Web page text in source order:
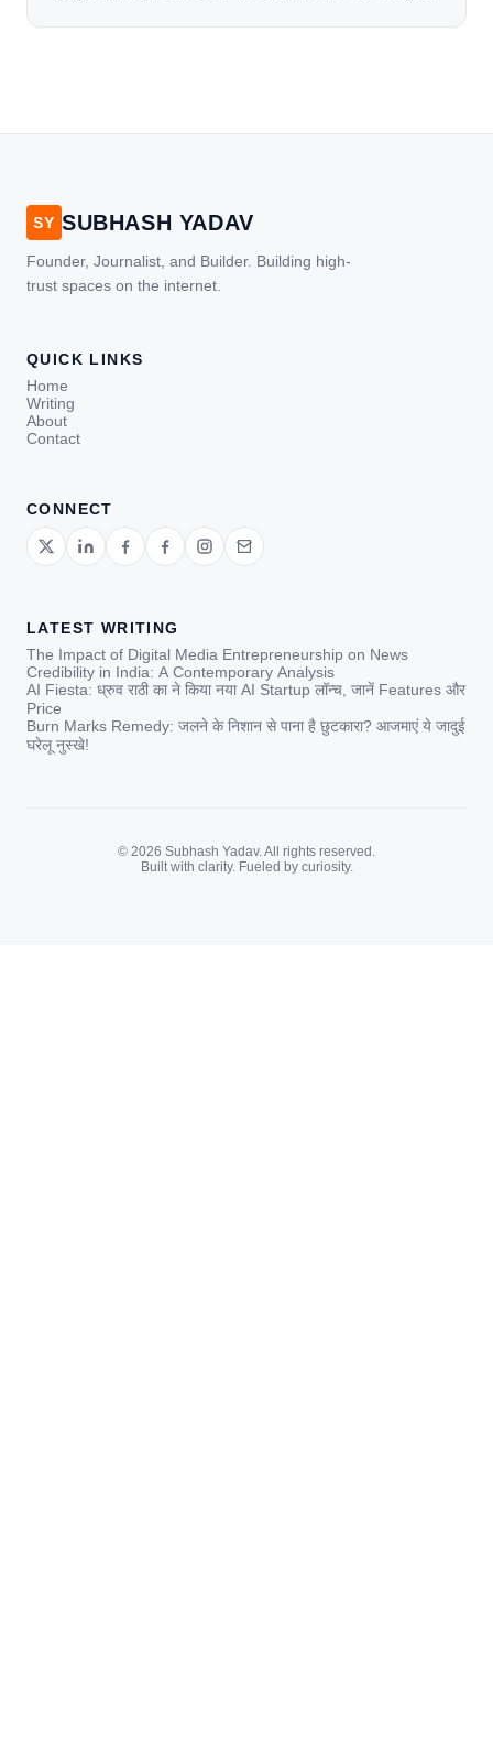
[…]
SY SUBHASH YADAV
Founder, Journalist, and Builder. Building high-
trust spaces on the internet.
QUICK LINKS
Home
Writing
About
Contact
CONNECT
LATEST WRITING
The Impact of Digital Media Entrepreneurship on News
Credibility in India: A Contemporary Analysis
AI Fiesta: ध्रुव राठी का ने किया नया AI Startup लॉन्च, जानें Features और
Price
Burn Marks Remedy: जलने के निशान से पाना है छुटकारा? आजमाएं ये जादुई
घरेलू नुस्खे!
© 2026 Subhash Yadav. All rights reserved.
Built with clarity. Fueled by curiosity.